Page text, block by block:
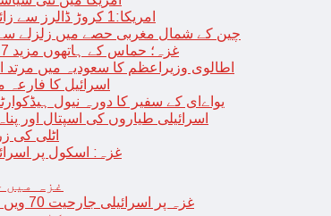
امریکا:1 کروڑ ڈالرز سے زائد مالیت کی ای-سگریٹس اسمگل کرنے کی کوشش
چین کے شمال مغربی حصے میں زلزلے سے ہلاکتوں کی تعداد
غزہ؛ حماس کے ہاتھوں مزید 7 اسرائیلی فوجی ہلاک، مجموعی تعداد 129 ہوگئی
اطالوی وزیراعظم کا سعودیہ میں
اسرائیل کا فارعہ میں
یواےای کے سفیر کا دورہ نیول
اسرائیلی طیاروں کی اسپتال اور پناہ گزین
اٹلی کی
غزہ: اسکول پر
غزہ میں
غزہ پر اسرائیلی جارحیت 70 ویں روز بھی جاری: 18فلسطینی شہید ، درجنوں زخمی